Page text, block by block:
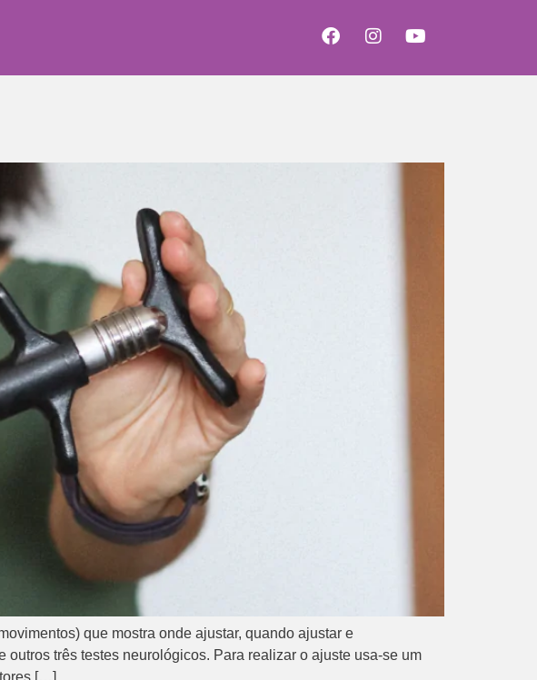
que mostra onde ajustar, quando ajustar e
três testes neurológicos. Para realizar o ajuste usa-se um
[…]